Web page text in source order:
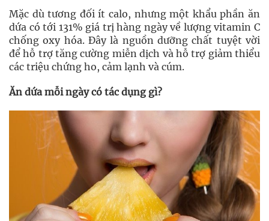
Mặc dù tương đối ít calo, nhưng một khẩu phần ăn
dứa có tới 131% giá trị hàng ngày về lượng vitamin C
chống oxy hóa. Đây là nguồn dưỡng chất tuyệt vời
để hỗ trợ tăng cường miễn dịch và hỗ trợ giảm thiểu
các triệu chứng ho, cảm lạnh và cúm.
Ăn dứa mỗi ngày có tác dụng gì?